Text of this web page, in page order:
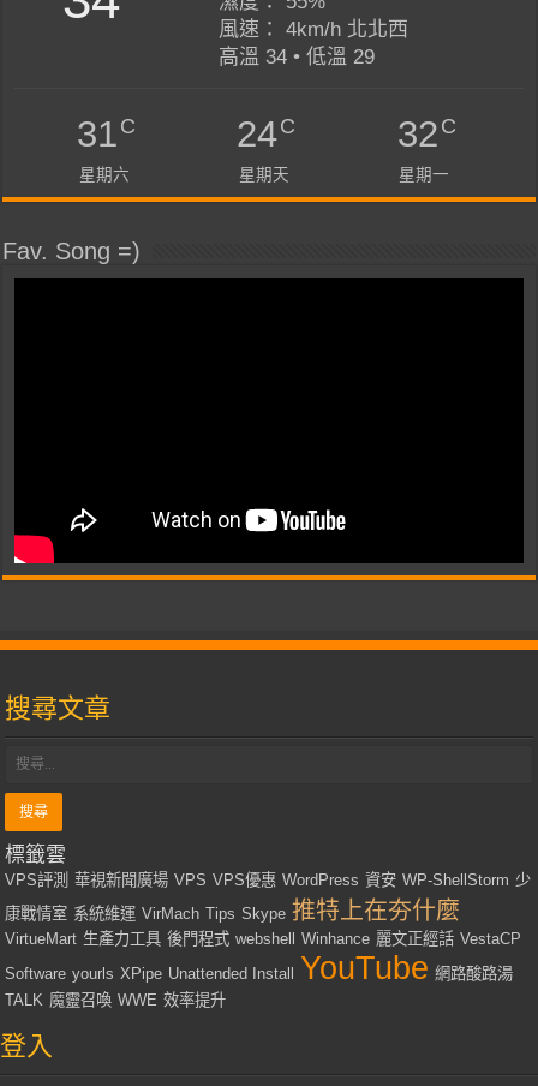
風速： 4km/h 北北西
高溫 34 • 低溫 29
31C
星期六
24C
星期天
32C
星期一
Fav. Song =)
搜尋文章
標籤雲
VPS評測 華視新聞廣場 VPS VPS優惠 WordPress 資安 WP-ShellStorm 少
康戰情室 系統維運 VirMach Tips Skype 推特上在夯什麼
VirtueMart 生產力工具 後門程式 webshell Winhance 麗文正經話 VestaCP
Software yourls XPipe Unattended Install YouTube 網路酸路湯
TALK 魔靈召喚 WWE 效率提升
登入